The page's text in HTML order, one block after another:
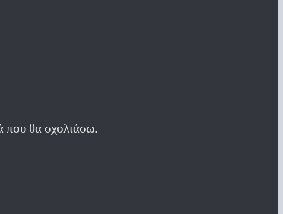
που θα σχολιάσω.